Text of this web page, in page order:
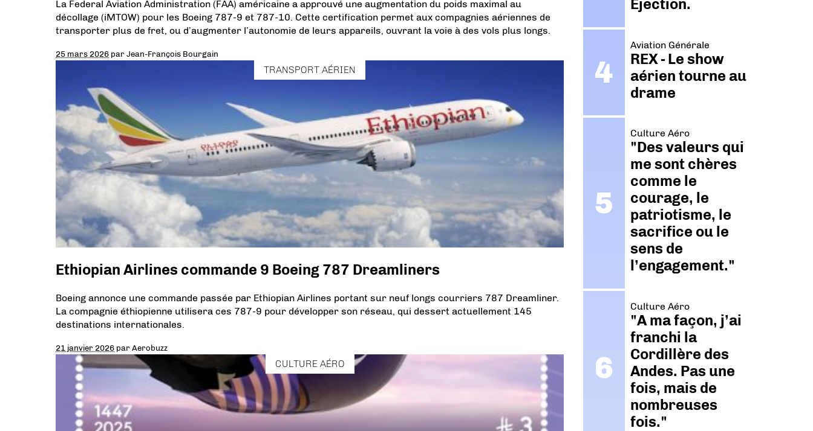
La Federal Aviation Administration (FAA) américaine a approuvé une augmentation du poids maximal au
décollage (iMTOW) pour les Boeing 787-9 et 787-10. Cette certification permet aux compagnies aériennes de
transporter plus de fret, ou d’augmenter l’autonomie de leurs appareils, ouvrant la voie à des vols plus longs.
25 mars 2026 parJean-François Bourgain
TRANSPORT AÉRIEN
Ethiopian Airlines commande 9 Boeing 787 Dreamliners
Boeing annonce une commande passée par Ethiopian Airlines portant sur neuf longs courriers 787 Dreamliner.
La compagnie éthiopienne utilisera ces 787-9 pour développer son réseau, qui dessert actuellement 145
destinations internationales.
21 janvier 2026 parAerobuzz
CULTURE AÉRO
Ejection.
Aviation Générale
REX - Le show
aérien tourne au
drame
Culture Aéro
"Des valeurs qui
me sont chères
comme le
courage, le
patriotisme, le
sacrifice ou le
sens de
l’engagement."
Culture Aéro
"A ma façon, j’ai
franchi la
Cordillère des
Andes. Pas une
fois, mais de
nombreuses
fois."